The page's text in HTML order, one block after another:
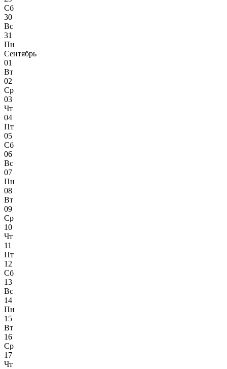
Сб
30
Вс
31
Пн
Сентябрь
01
Вт
02
Ср
03
Чт
04
Пт
05
Сб
06
Вс
07
Пн
08
Вт
09
Ср
10
Чт
11
Пт
12
Сб
13
Вс
14
Пн
15
Вт
16
Ср
17
Чт